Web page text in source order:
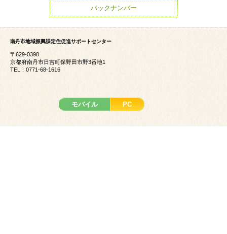
バックナンバー
南丹市地域振興課定住促進サポートセンター
〒629-0398
京都府南丹市日吉町保野田市野3番地1
TEL：0771-68-1616
モバイル PC